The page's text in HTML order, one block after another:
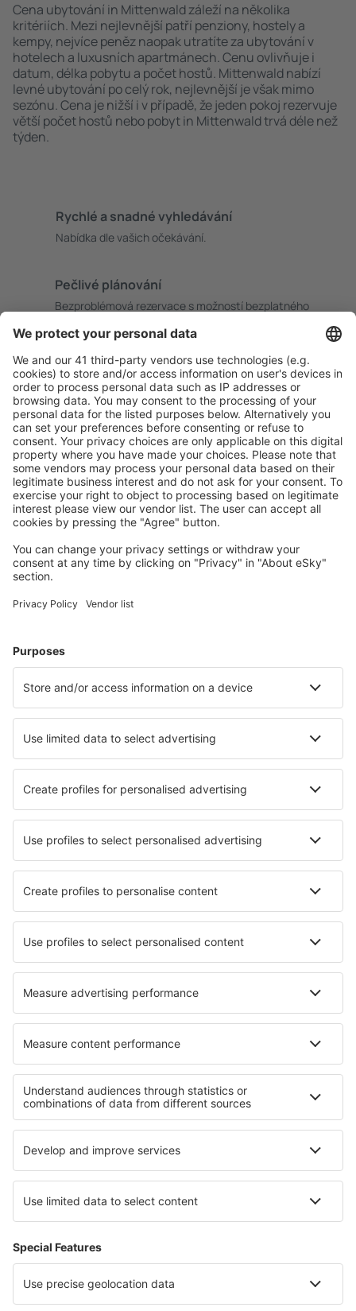
Cena ubytování in Mittenwald záleží na několika
kritériích. Mezi nejlevnější patří penziony, hostely a
kempy, nejvíce peněz naopak utratíte za ubytování v
hotelech a luxusních apartmánech. Cenu ovlivňuje i
datum, délka pobytu a počet hostů. Mittenwald nabízí
levné ubytování po celý rok, nejlevnější je však mimo
sezónu. Cena je nižší i v případě, že jeden pokoj rezervuje
větší počet hostů nebo pobyt in Mittenwald trvá déle než
týden.
Rychlé a snadné vyhledávání
Nabídka dle vašich očekávání.
Pečlivé plánování
Bezproblémová rezervace s možností bezplatného
S námi ušetříte
Atraktivní ceny a speciální nabídky pro přihlášené
uživatele.
Ubytování dle vašeho gusta
Vyberte si z více než 1.3 milionu zařízení: hotelů,
apartmánů, chat a dalších.
Ubytování v Německu - Oblíbená města
Ubytování v Heringsdorfu Ubytování v Kasselu
Ubytování in Bad Reichenhall Ubytování in Wiesbaden
Nejlepší ubytování - města
Ubytování in Kmetovtsi Ubytování in Wisdom
Ubytování in Lincoln Park Ubytování in Górzno k. Ostrowa
Ubytování in Heddon on the Wall Ubytování in Bozburun
Ubytování in Guarumal
Nejlepší ubytování - regiony
Ubytování v Dolním Sasku Ubytování in Saxon Switzerland
Ubytování in Lake Constance Ubytování v Bavorsku
Ubytování on East Frisian Islands Ubytování v Valmeinier
Ubytování v Torres del Paine
Ubytování na Ostrově prince Edwarda Ubytování v Paphosu